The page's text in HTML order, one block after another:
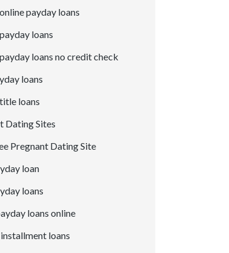
payday loans
loans
loans no credit check
loans
loans
Dating Sites
Pregnant Dating Site
loan
loans
loans online
loans